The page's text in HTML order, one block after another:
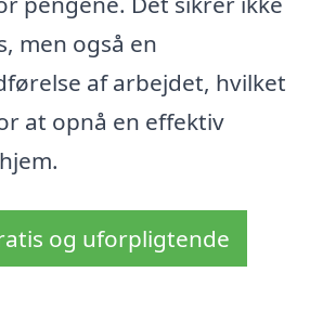
men også en
af arbejdet, hvilket
at opnå en effektiv
og uforpligtende